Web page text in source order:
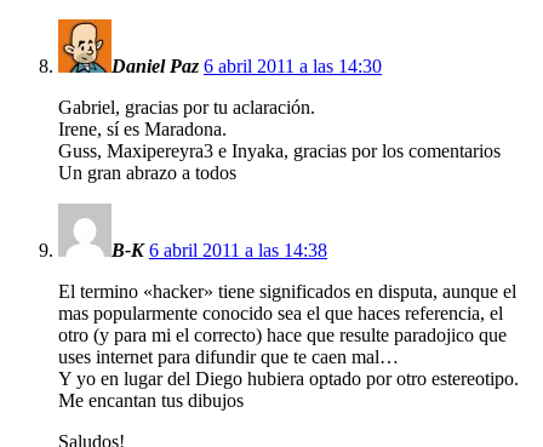
Daniel Paz 6 abril 2011 a las 14:30
Gabriel, gracias por tu aclaración.
Irene, sí es Maradona.
Guss, Maxipereyra3 e Inyaka, gracias por los comentarios
Un gran abrazo a todos
B-K 6 abril 2011 a las 14:38
El termino «hacker» tiene significados en disputa, aunque el
mas popularmente conocido sea el que haces referencia, el
otro (y para mi el correcto) hace que resulte paradojico que
uses internet para difundir que te caen mal…
Y yo en lugar del Diego hubiera optado por otro estereotipo.
Me encantan tus dibujos
Saludos!